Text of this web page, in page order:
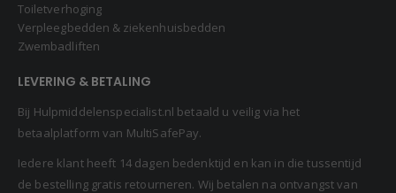
Toiletverhoging
Verpleegbedden & ziekenhuisbedden
Zwembadliften
LEVERING & BETALING
Bij Hulpmiddelenspecialist.nl betaald u veilig via het
betaalplatform van MultiSafePay.
Iedere klant heeft 14 dagen bedenktijd en kan in die tussentijd
de bestelling gratis retourneren. Wij betalen na ontvangst van